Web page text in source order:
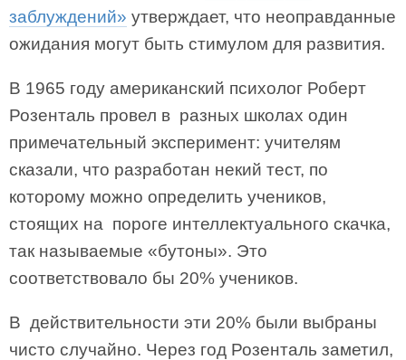
заблуждений» утверждает, что неоправданные
ожидания могут быть стимулом для развития.
В 1965 году американский психолог Роберт
Розенталь провел в разных школах один
примечательный эксперимент: учителям
сказали, что разработан некий тест, по
которому можно определить учеников,
стоящих на пороге интеллектуального скачка,
так называемые «бутоны». Это
соответствовало бы 20% учеников.
В действительности эти 20% были выбраны
чисто случайно. Через год Розенталь заметил,